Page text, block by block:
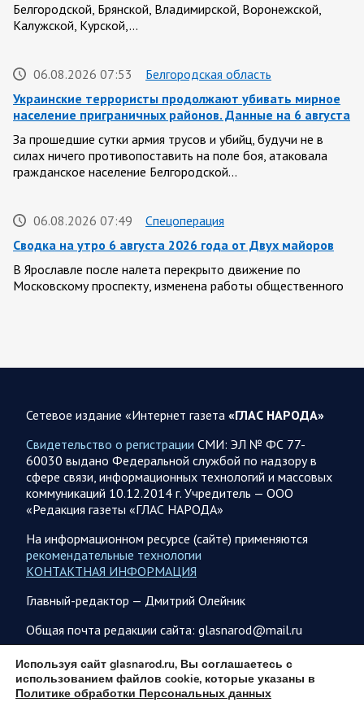
Белгородской, Брянской, Владимирской, Воронежской,
Калужской, Курской,…
06.08.2026 07:53
Белгородская область
Украинские террористы продолжают убивать мирное
население приграничных районов. Данные на 6 августа
За прошедшие сутки армия трусов и убийц, будучи не в
силах ничего противопоставить на поле боя, атаковала
гражданское население Белгородской…
06.08.2026 07:49
Спецоперация
Сводка на утро 6 августа 2026 года от Двух майоров
В Ярославле после налета перекрыто движение по
Московскому проспекту, изменена работы общественного
5 августа группировка войск «Север» продолжила создание
Черниговской области в районе…
05 АВГУСТА
05.08.2026 21:28
Украина
Олег Царев об Украине к исходу 5 августа 2026 года
Агентство Bloomberg утверждает, что в Вене состоялась
секретная встреча бывших высокопоставленных
чиновников из России, Великобритании, Франции и
Германии, на которой…
Сетевое издание «Интернет газета «ГЛАС НАРОДА»
Свидетельство о регистрации СМИ: ЭЛ № ФС 77-
60030 выдано Федеральной службой по надзору в
сфере связи, информационных технологий и массовых
коммуникаций 10.12.2014 г. Учредитель — ООО
«Редакция газеты «ГЛАС НАРОДА»
На информационном ресурсе (сайте) применяются
рекомендательные технологии
КОНТАКТНАЯ ИНФОРМАЦИЯ
Главный-редактор — Дмитрий Олейник
Общая почта редакции сайта: glasnarod@mail.ru
ПОДПИСКА
Используя сайт glasnarod.ru, Вы соглашаетесь с
использованием файлов cookie, которые указаны в
Политике обработки Персональных данных